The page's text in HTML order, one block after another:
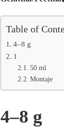
Table of
4–8 g
1
50 ml
Montaje
4–8 g